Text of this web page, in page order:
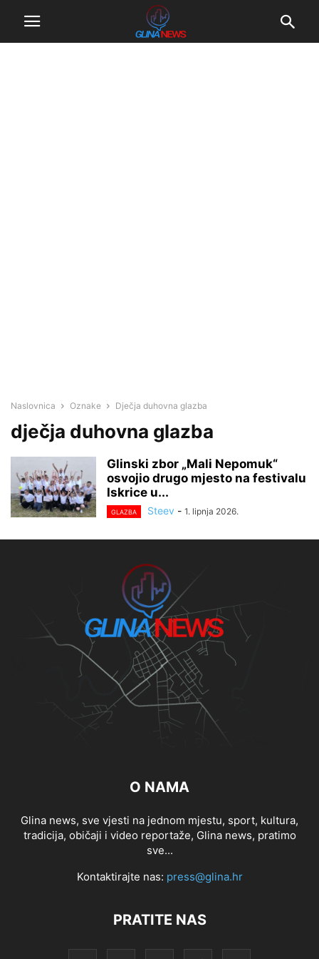
Naslovnica Oznake Dječja duhovna glazba
dječja duhovna glazba
Glinski zbor „Mali Nepomuk“
osvojio drugo mjesto na festivalu
Iskrice u...
GLAZBA Steev - 1. lipnja 2026.
O NAMA
Glina news, sve vjesti na jednom mjestu, sport, kultura,
tradicija, običaji i video reportaže, Glina news, pratimo
sve...
Kontaktirajte nas: press@glina.hr
PRATITE NAS